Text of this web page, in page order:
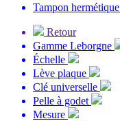
Tampon hermétique
Retour
Gamme Leborgne
Échelle
Lève plaque
Clé universelle
Pelle à godet
Mesure